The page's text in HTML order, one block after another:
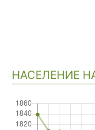
НАСЕЛЕНИЕ